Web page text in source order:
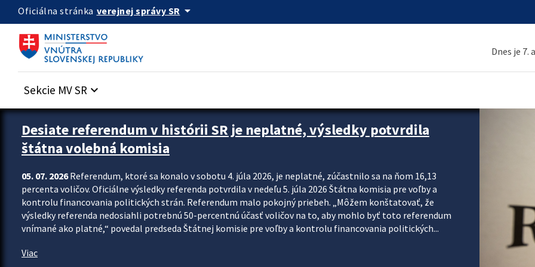
Preskocit na hlavný obsah
Oficiálna stránka verejnej správy SR arrow_drop_down
Dnes je 7.
Sekcie MV SR keyboard_arrow_down
Zastavit automatický posun upútavok
Desiate referendum v histórii SR je neplatné, výsledky potvrdila
štátna volebná komisia
05. 07. 2026Referendum, ktoré sa konalo v sobotu 4. júla 2026, je neplatné, zúčastnilo sa na ňom 16,13
percenta voličov. Oficiálne výsledky referenda potvrdila v nedeľu 5. júla 2026 Štátna komisia pre voľby a
kontrolu financovania politických strán. Referendum malo pokojný priebeh. „Môžem konštatovať, že
výsledky referenda nedosiahli potrebnú 50-percentnú účasť voličov na to, aby mohlo byť toto referendum
vnímané ako platné,“ povedal predseda Štátnej komisie pre voľby a kontrolu financovania politických...
Viac